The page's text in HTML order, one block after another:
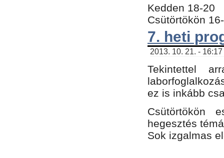
Kedden 18-20
Csütörtökön
7. heti
2013. 10. 21. -
Tekintettel
ez is inkább
Csütörtökön
hegesztés
Sok izgalmas